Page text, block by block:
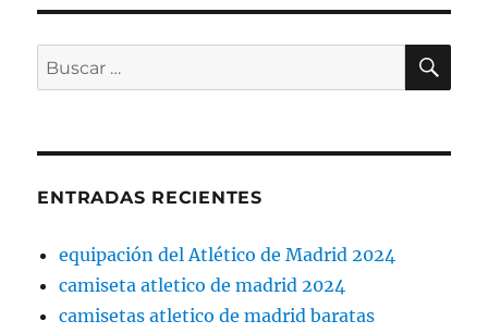
Buscar
por:
ENTRADAS RECIENTES
equipación del Atlético de Madrid 2024
camiseta atletico de madrid 2024
camisetas atletico de madrid baratas